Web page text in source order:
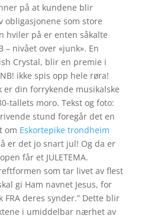
på at kundene blir
obligasjonene som store
hviler på er enten såkalte
– nivået over «junk». En
Crystal, blir en premie i
ikke spis opp hele røra!
er din forrykende musikalske
tallets moro. Tekst og foto:
stund foregår det en
om Eskortepike trondheim
er det jo snart jul! Og da er
får et JULETEMA.
som tar livet av flest
gi Ham navnet Jesus, for
FRA deres synder.” Dette blir
i umiddelbar nærhet av